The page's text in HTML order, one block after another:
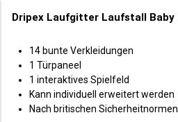
Dripex Laufgitter Laufstall Baby
14 bunte Verkleidungen
1 Türpaneel
1 interaktives Spielfeld
Kann individuell erweitert werden
Nach britischen Sicherheitnormen